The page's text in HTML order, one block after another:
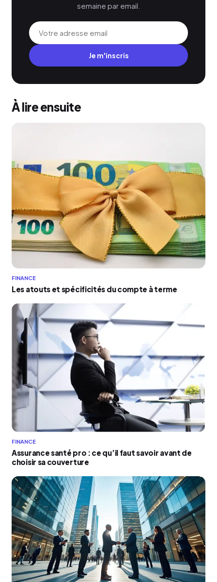
semaine par email.
Je m'inscris
À lire ensuite
FINANCE
Les atouts et spécificités du compte à terme
FINANCE
Assurance santé pro : ce qu’il faut savoir avant de
choisir sa couverture